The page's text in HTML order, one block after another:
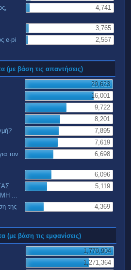
4,741
3,765
e-pi
2,557
(με βάση τις απαντήσεις)
20,623
16,001
9,722
8,201
7,895
7,619
τον
6,698
6,096
...
5,119
της
4,369
(με βάση τις εμφανίσεις)
1,770,904
1,271,364